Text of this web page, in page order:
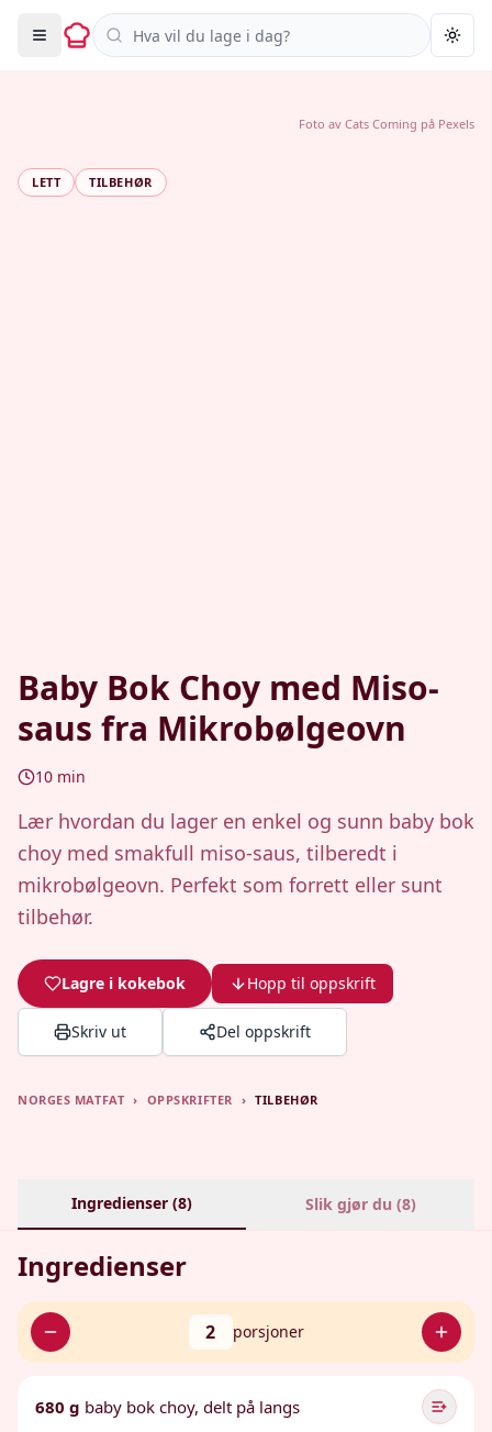
Søk i oppskrifter
LETT TILBEHØR
Baby Bok Choy med Miso-
saus fra Mikrobølgeovn
10 min
Lær hvordan du lager en enkel og sunn baby bok
choy med smakfull miso-saus, tilberedt i
mikrobølgeovn. Perfekt som forrett eller sunt
tilbehør.
Lagre i kokebok Hopp til oppskrift
Skriv ut Del oppskrift
Foto av Cats Coming på Pexels
NORGES MATFAT › OPPSKRIFTER › TILBEHØR
Ingredienser (8) Slik gjør du (8)
Ingredienser
2 porsjoner
680 g baby bok choy, delt på langs